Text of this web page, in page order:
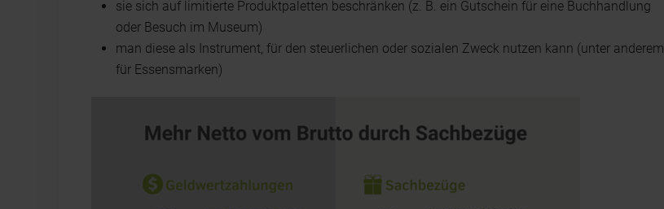
sie sich auf limitierte Produktpaletten beschränken (z. B. ein Gutschein für eine Buchhandlung
oder Besuch im Museum)
man diese als Instrument, für den steuerlichen oder sozialen Zweck nutzen kann (unter anderem
für Essensmarken)